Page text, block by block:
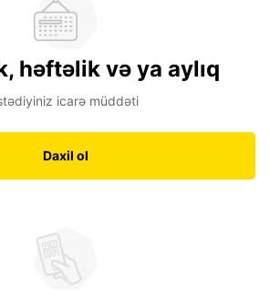
həftəlik və ya aylıq
icarə müddəti
Daxil ol